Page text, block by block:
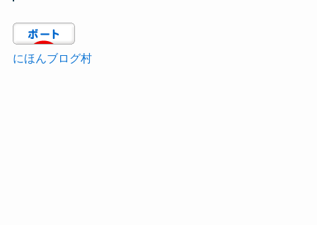
にほんブログ村